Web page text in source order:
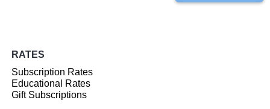
RATES
Subscription Rates
Educational Rates
Gift Subscriptions